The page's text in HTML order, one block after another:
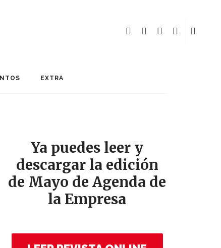
EXTRA
Ya puedes leer y
descargar la edición
de Mayo de Agenda de
la Empresa